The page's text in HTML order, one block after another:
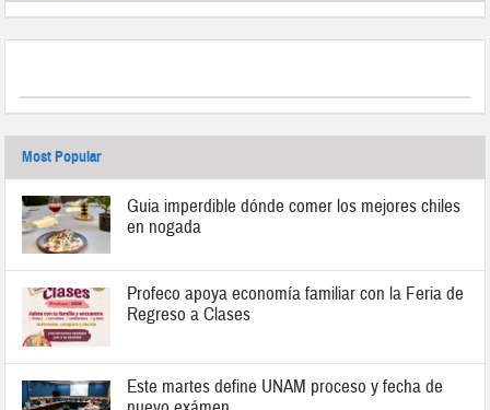
Most Popular
Guia imperdible dónde comer los mejores chiles
en nogada
Profeco apoya economía familiar con la Feria de
Regreso a Clases
Este martes define UNAM proceso y fecha de